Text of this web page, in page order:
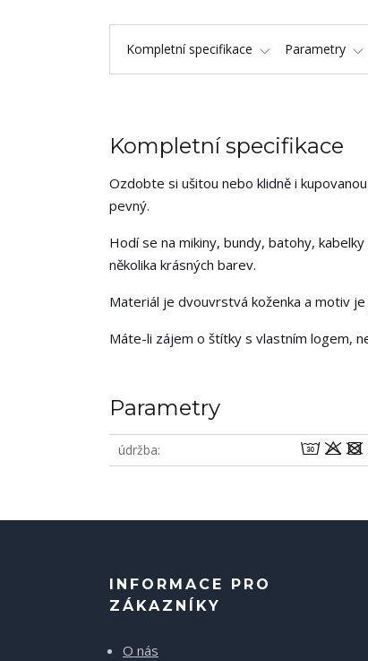
Kompletní specifikace Parametry
Kompletní specifikace
Ozdobte si ušitou nebo klidně i
pevný.
Hodí se na mikiny, bundy, batohy,
několika krásných barev.
Materiál je dvouvrstvá koženka a motiv
Máte-li zájem o štítky s vlastním logem,
Parametry
údržba
INFORMACE PRO
ZÁKAZNÍKY
O nás